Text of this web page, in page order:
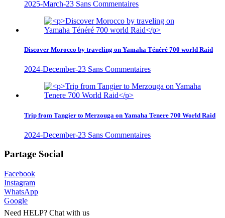
2025-March-23 Sans Commentaires
Discover Morocco by traveling on Yamaha Ténéré 700 world Raid
2024-December-23 Sans Commentaires
Trip from Tangier to Merzouga on Yamaha Tenere 700 World Raid
2024-December-23 Sans Commentaires
Partage Social
Facebook
Instagram
WhatsApp
Google
Need HELP? Chat with us